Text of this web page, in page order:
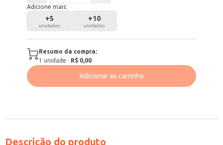
Adicione mais:
+5
unidades
+10
unidades
Resumo da compra:
1 unidade · R$ 0,00
Adicionar ao carrinho
Descrição do produto